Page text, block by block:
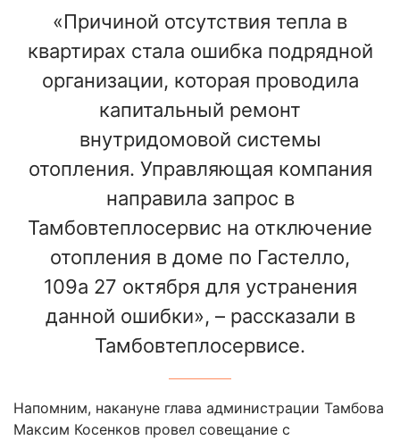
«Причиной отсутствия тепла в
квартирах стала ошибка подрядной
организации, которая проводила
капитальный ремонт
внутридомовой системы
отопления. Управляющая компания
направила запрос в
Тамбовтеплосервис на отключение
отопления в доме по Гастелло,
109а 27 октября для устранения
данной ошибки», – рассказали в
Тамбовтеплосервисе.
Напомним, накануне глава администрации Тамбова
Максим Косенков провел совещание с